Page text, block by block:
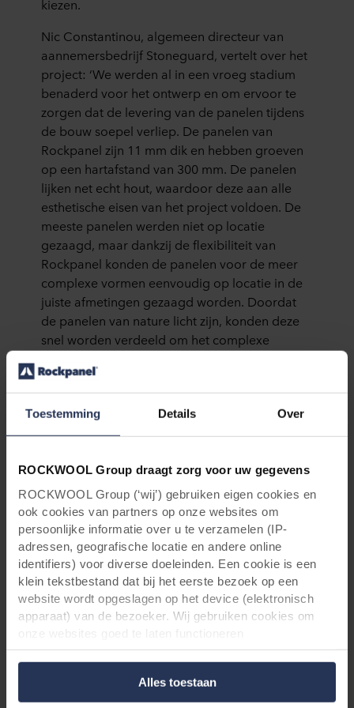
Toestemming Details Over
ROCKWOOL Group draagt zorg voor uw gegevens
ROCKWOOL Group (‘wij’) gebruiken eigen cookies en
ook cookies van partners op onze websites om
persoonlijke informatie over u te verzamelen (IP-
adressen, geografische locatie en andere online
identifiers) voor diverse doeleinden. Een cookie is een
klein tekstbestand dat bij het eerste bezoek op een
website wordt opgeslagen op het device (elektronisch
apparaat) van de bezoeker. Wij gebruiken cookies om
(‘Noodzakelijke’), om uw instellingen te onthouden en uw
gebruikerservaring te verbeteren (‘Functionele’), om uw
gedrag te analyseren en op basis daarvan de websites te
optimaliseren (‘Statistische’), en om onze content en
Alles toestaan
kiezen.
Nic Constantinou, algemeen directeur van
aannemersbedrijf Stoneguard, vertelt over het
project: ‘We werden al in een vroeg stadium
benaderd voor het ontwerp en om ervoor te
zorgen dat de levering van de panelen tijdens
de bouw soepel verliep. De panelen van
Rockpanel zijn 11 mm dik en hebben groeven
op een hartafstand van 300 mm. De panelen
lijken net echt hout, waardoor deze aan alle
esthetische eisen van het project voldoen. De
meeste panelen werden niet op locatie
gezaagd, maar dankzij de flexibiliteit van
Rockpanel konden de panelen voor de meer
complexe vormen eenvoudig op locatie in de
juiste afmetingen gezaagd worden. Doordat
de panelen van nature licht zijn, konden deze
snel worden verdeeld om het complexe
Het ultieme gevelsysteem
De gevels werden bevestigd aan een betonnen
frame met op maat gemaakte Protec SFS
systeemvulling, die Stoneguard zelf ontwerpt
en produceert. Bij het project werd ook
gebruikgemaakt van FSI spouwmuren en
ROCKWOOL Duo Slab® isolatie, die
uitstekende thermische en akoestische
heeft. Samen met de A2 panelen van
Rockpanel en de aluminium onderconstructie
voldoet deze gevel aan alle